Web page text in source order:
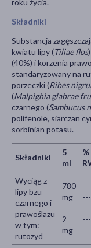
roku życia.
Składniki
Substancja
kwiatu lipy (Tiliae flos
(40%) i korzenia
standaryzowany na
porzeczki (Ribes
(Malpighia glabrae
czarnego (Sambucus
polifenole, siarczan
sorbinian potasu.
Składniki
5
ml
%
Wyciąg z
lipy bzu
czarnego i
prawoślazu
w tym:
rutozyd
780
mg
2
mg
---
---